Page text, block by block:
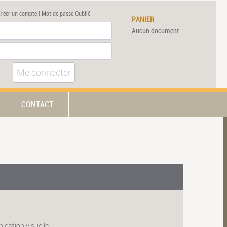
un compte| Mot de passe Oublié
Me connecter
PANIER
Aucun document.
CONTACT